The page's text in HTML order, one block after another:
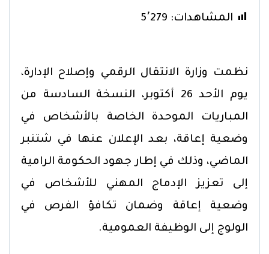
المشاهدات: 5٬279
نظمت وزارة الانتقال الرقمي وإصلاح الإدارة،
يوم الأحد 26 أكتوبر، النسخة السادسة من
المباريات الموحدة الخاصة بالأشخاص في
وضعية إعاقة، بعد الإعلان عنها في شتنبر
الماضي، وذلك في إطار جهود الحكومة الرامية
إلى تعزيز الإدماج المهني للأشخاص في
وضعية إعاقة وضمان تكافؤ الفرص في
الولوج إلى الوظيفة العمومية.